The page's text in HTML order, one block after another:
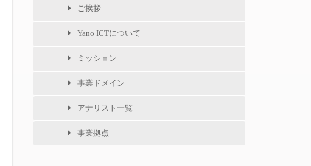
ご挨拶
Yano ICTについて
ミッション
事業ドメイン
アナリスト一覧
事業拠点